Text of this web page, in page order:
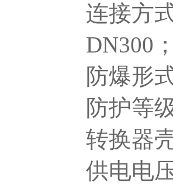
连接方
DN300
防爆形
防护等
转换器
供电电